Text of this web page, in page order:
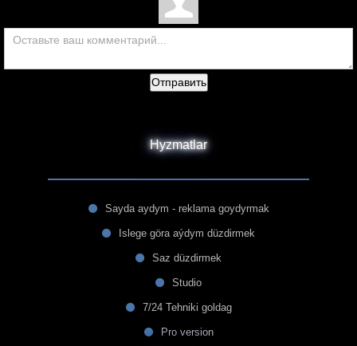
Отправить
Hyzmatlar
Sayda aydym - reklama goydyrmak
Islege göra aýdym düzdirmek
Saz düzdirmek
Studio
7/24 Tehniki goldag
Pro version